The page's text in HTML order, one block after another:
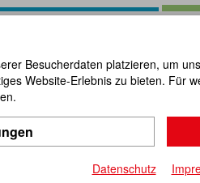
Besucherdaten platzieren, um
Website-Erlebnis zu bieten. Für
Datenschutz